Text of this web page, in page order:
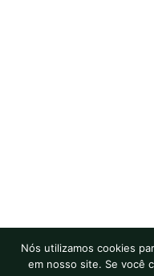
Nós utilizamos cookies
em nosso site. Se você